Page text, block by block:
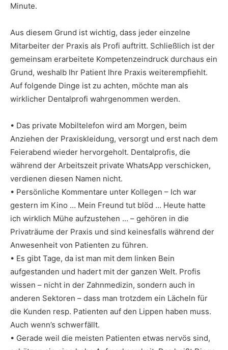
Minute.
Aus diesem Grund ist wichtig, dass jeder einzelne
Mitarbeiter der Praxis als Profi auftritt. Schließlich ist der
gemeinsam erarbeitete Kompetenzeindruck durchaus ein
Grund, weshalb Ihr Patient Ihre Praxis weiterempfiehlt.
Auf folgende Dinge ist zu achten, möchte man als
wirklicher Dentalprofi wahrgenommen werden.
• Das private Mobiltelefon wird am Morgen, beim
Anziehen der Praxiskleidung, versorgt und erst nach dem
Feierabend wieder hervorgeholt. Dentalprofis, die
während der Arbeitszeit private WhatsApp verschicken,
verdienen diesen Namen nicht.
• Persönliche Kommentare unter Kollegen – Ich war
gestern im Kino … Mein Freund tut blöd … Heute hatte
ich wirklich Mühe aufzustehen … – gehören in die
Privaträume der Praxis und sind keinesfalls während der
Anwesenheit von Patienten zu führen.
• Es gibt Tage, da ist man mit dem linken Bein
aufgestanden und hadert mit der ganzen Welt. Profis
wissen – nicht in der Zahnmedizin, sondern auch in
anderen Sektoren – dass man trotzdem ein Lächeln für
die Kunden resp. Patienten auf den Lippen haben muss.
Auch wenn’s schwerfällt.
• Gerade weil die meisten Patienten etwas nervös sind,